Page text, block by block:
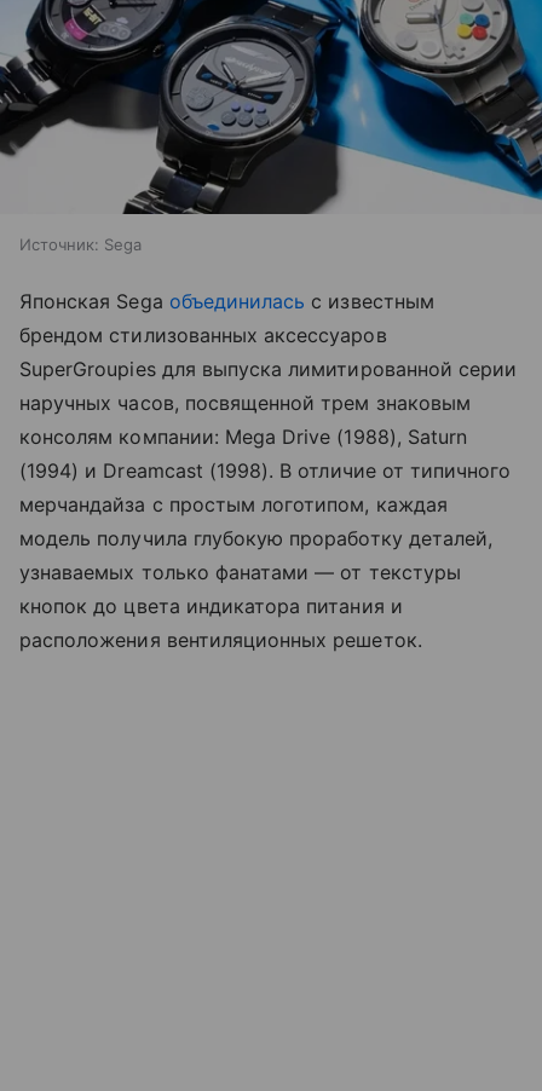
Источник: Sega
Японская Sega объединилась с известным
брендом стилизованных аксессуаров
SuperGroupies для выпуска лимитированной серии
наручных часов, посвященной трем знаковым
консолям компании: Mega Drive (1988), Saturn
(1994) и Dreamcast (1998). В отличие от типичного
мерчандайза с простым логотипом, каждая
модель получила глубокую проработку деталей,
узнаваемых только фанатами — от текстуры
кнопок до цвета индикатора питания и
расположения вентиляционных решеток.